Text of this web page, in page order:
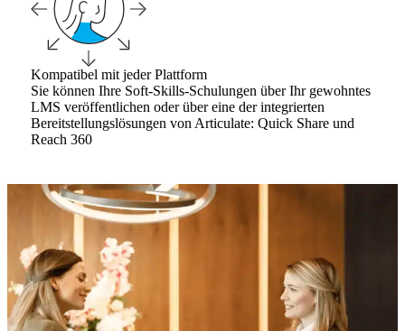
Kompatibel mit jeder Plattform
Sie können Ihre Soft-Skills-Schulungen über Ihr gewohntes
LMS veröffentlichen oder über eine der integrierten
Bereitstellungslösungen von Articulate: Quick Share und
Reach 360